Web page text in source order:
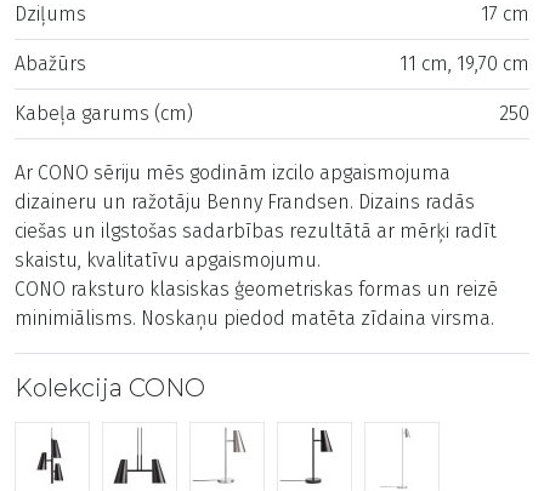
Dziļums 17 cm
Abažūrs 11 cm, 19,70 cm
Kabeļa garums (cm) 250
Ar CONO sēriju mēs godinām izcilo apgaismojuma
dizaineru un ražotāju Benny Frandsen. Dizains radās
ciešas un ilgstošas ​​sadarbības rezultātā ar mērķi radīt
skaistu, kvalitatīvu apgaismojumu.
CONO raksturo klasiskas ģeometriskas formas un reizē
minimiālisms. Noskaņu piedod matēta zīdaina virsma.
Kolekcija CONO